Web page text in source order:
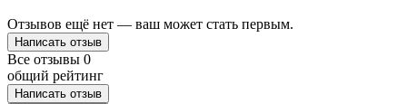
Отзывов ещё нет — ваш может стать первым.
Написать отзыв
Все отзывы 0
общий рейтинг
Написать отзыв